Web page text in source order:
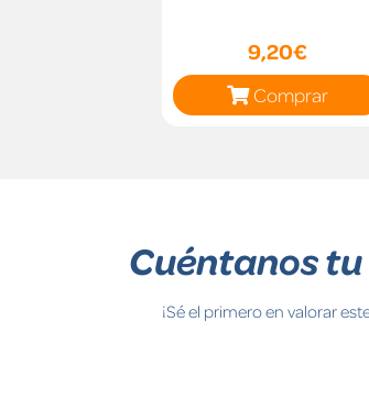
9,20€
Comprar
Cuéntanos
¡Sé el primero en valorar